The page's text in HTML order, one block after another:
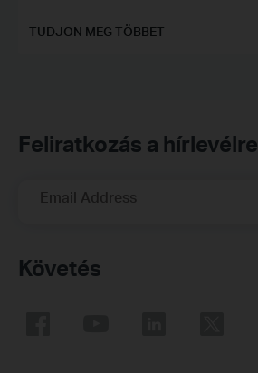
TUDJON MEG TÖBBET
Feliratkozás a hírlevélre
Email Address
Követés